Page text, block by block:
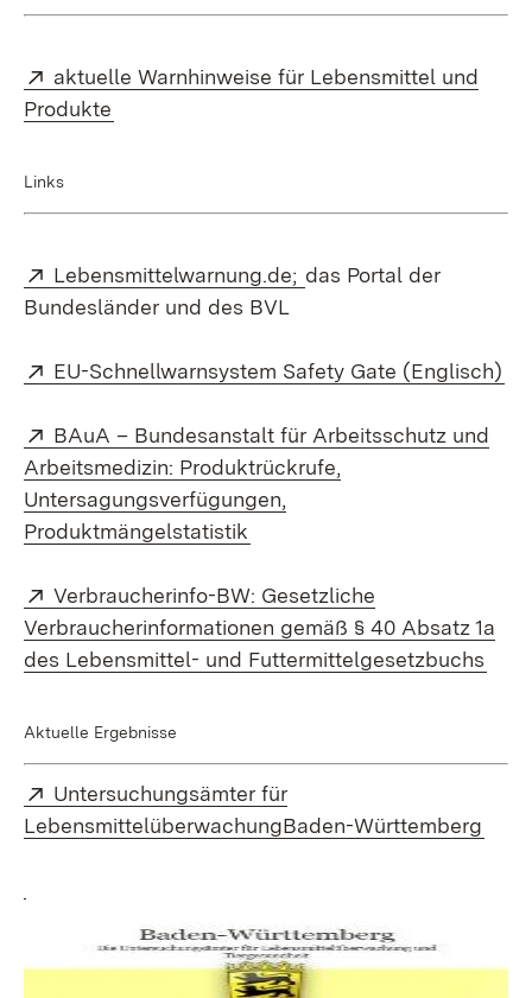
Extern:
aktuelle Warnhinweise für Lebensmittel und
Produkte
Links
Extern:
Lebensmittelwarnung.de; (Öffnet in neuem
das Portal der
Bundesländer und des BVL
Extern:
EU-Schnellwarnsystem Safety Gate (Englisch)
Extern:
BAuA – Bundesanstalt für Arbeitsschutz und
Arbeitsmedizin: Produktrückrufe,
Untersagungsverfügungen,
Produktmängelstatistik
Extern:
Verbraucherinfo-BW: Gesetzliche
Verbraucherinformationen gemäß § 40 Absatz 1a
des Lebensmittel- und Futtermittelgesetzbuchs
Aktuelle Ergebnisse
Extern:
Untersuchungsämter für
LebensmittelüberwachungBaden-Württemberg